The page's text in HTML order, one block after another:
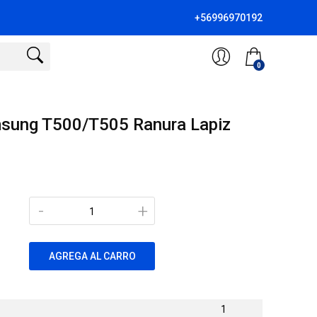
+56996970192
0
T500/T505 Ranura Lapiz
+
-
AGREGA AL CARRO
1